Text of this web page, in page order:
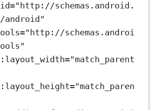
="http://schemas.android.
android"
="http://schemas.androi
="match_parent
="match_paren